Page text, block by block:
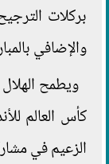
والإضافي
ويطمح
كأس العالم
الزعيم في